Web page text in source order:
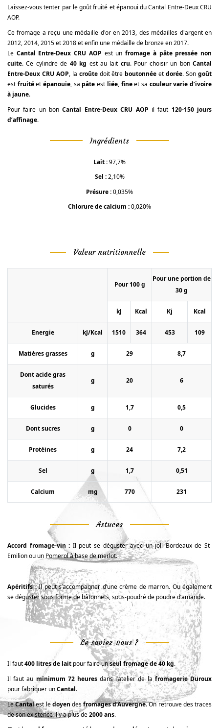
Laissez-vous tenter par le goût fruité et épanoui du Cantal Entre-Deux CRU
AOP.
Ce fromage a reçu une médaille d'or en 2013, des médailles d'argent en
2012, 2014, 2015 et 2018 et enfin une médaille de bronze en 2017.
Le Cantal Entre-Deux CRU AOP est unfromage à pâte pressée non
cuite. Ce cylindre de 40 kg est au lait cru. Pour choisir un bonCantal
Entre-Deux CRU AOP, la croûtedoit être boutonnée etdorée. Songoût
est fruitéetépanouie, sa pâte est liée, fineet sa couleur varie d’ivoire
à jaune.
Pour faire un bonCantal Entre-DeuxCRU AOP il faut 120-150 jours
d’affinage.
Ingrédients
Lait :97,7%
Sel :2,10%
Présure :0,035%
Chlorure de calcium :0,020%
Valeur nutritionnelle
Pour 100 g
Pour une portion de
30 g
kJ Kcal Kj Kcal
Energie kJ/Kcal 1510 364 453 109
Matières grasses g 29 8,7
Dont acide gras
saturés
g 20 6
Glucides g 1,7 0,5
Dont sucres g 0 0
Protéines g 24 7,2
Sel g 1,7 0,51
Calcium mg 770 231
Astuces
Accord fromage-vin : Il peut se déguster avec un joli Bordeaux de St-
Emilion ou un Pomerol à base de merlot.
Apéritifs :Il peut s’accompagner d’une crème de marron. Ou également
se déguster sous forme de bâtonnets, sous-poudré de poudre d’amande.
Le saviez-vous ?
Il faut400 litres de lait pour faire unseul fromage de 40 kg.
Il faut au minimum 72 heuresdans l’atelier de lafromagerie Duroux
pour fabriquer unCantal.
LeCantalest ledoyendesfromages d’Auvergne. On retrouve des traces
de son existence il y a plus de2000 ans.